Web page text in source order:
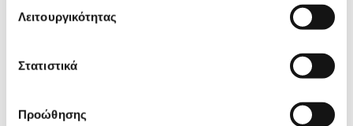
Λειτουργικότητας
Στατιστικά
Προώθησης
Αξιολογήσεις
Αξιολογήσεις
Δες τι κλίκαραν όσοι είδαν το ίδιο